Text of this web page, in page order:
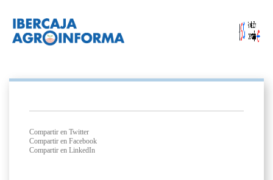
Compartir en Twitter
Compartir en Facebook
Compartir en LinkedIn